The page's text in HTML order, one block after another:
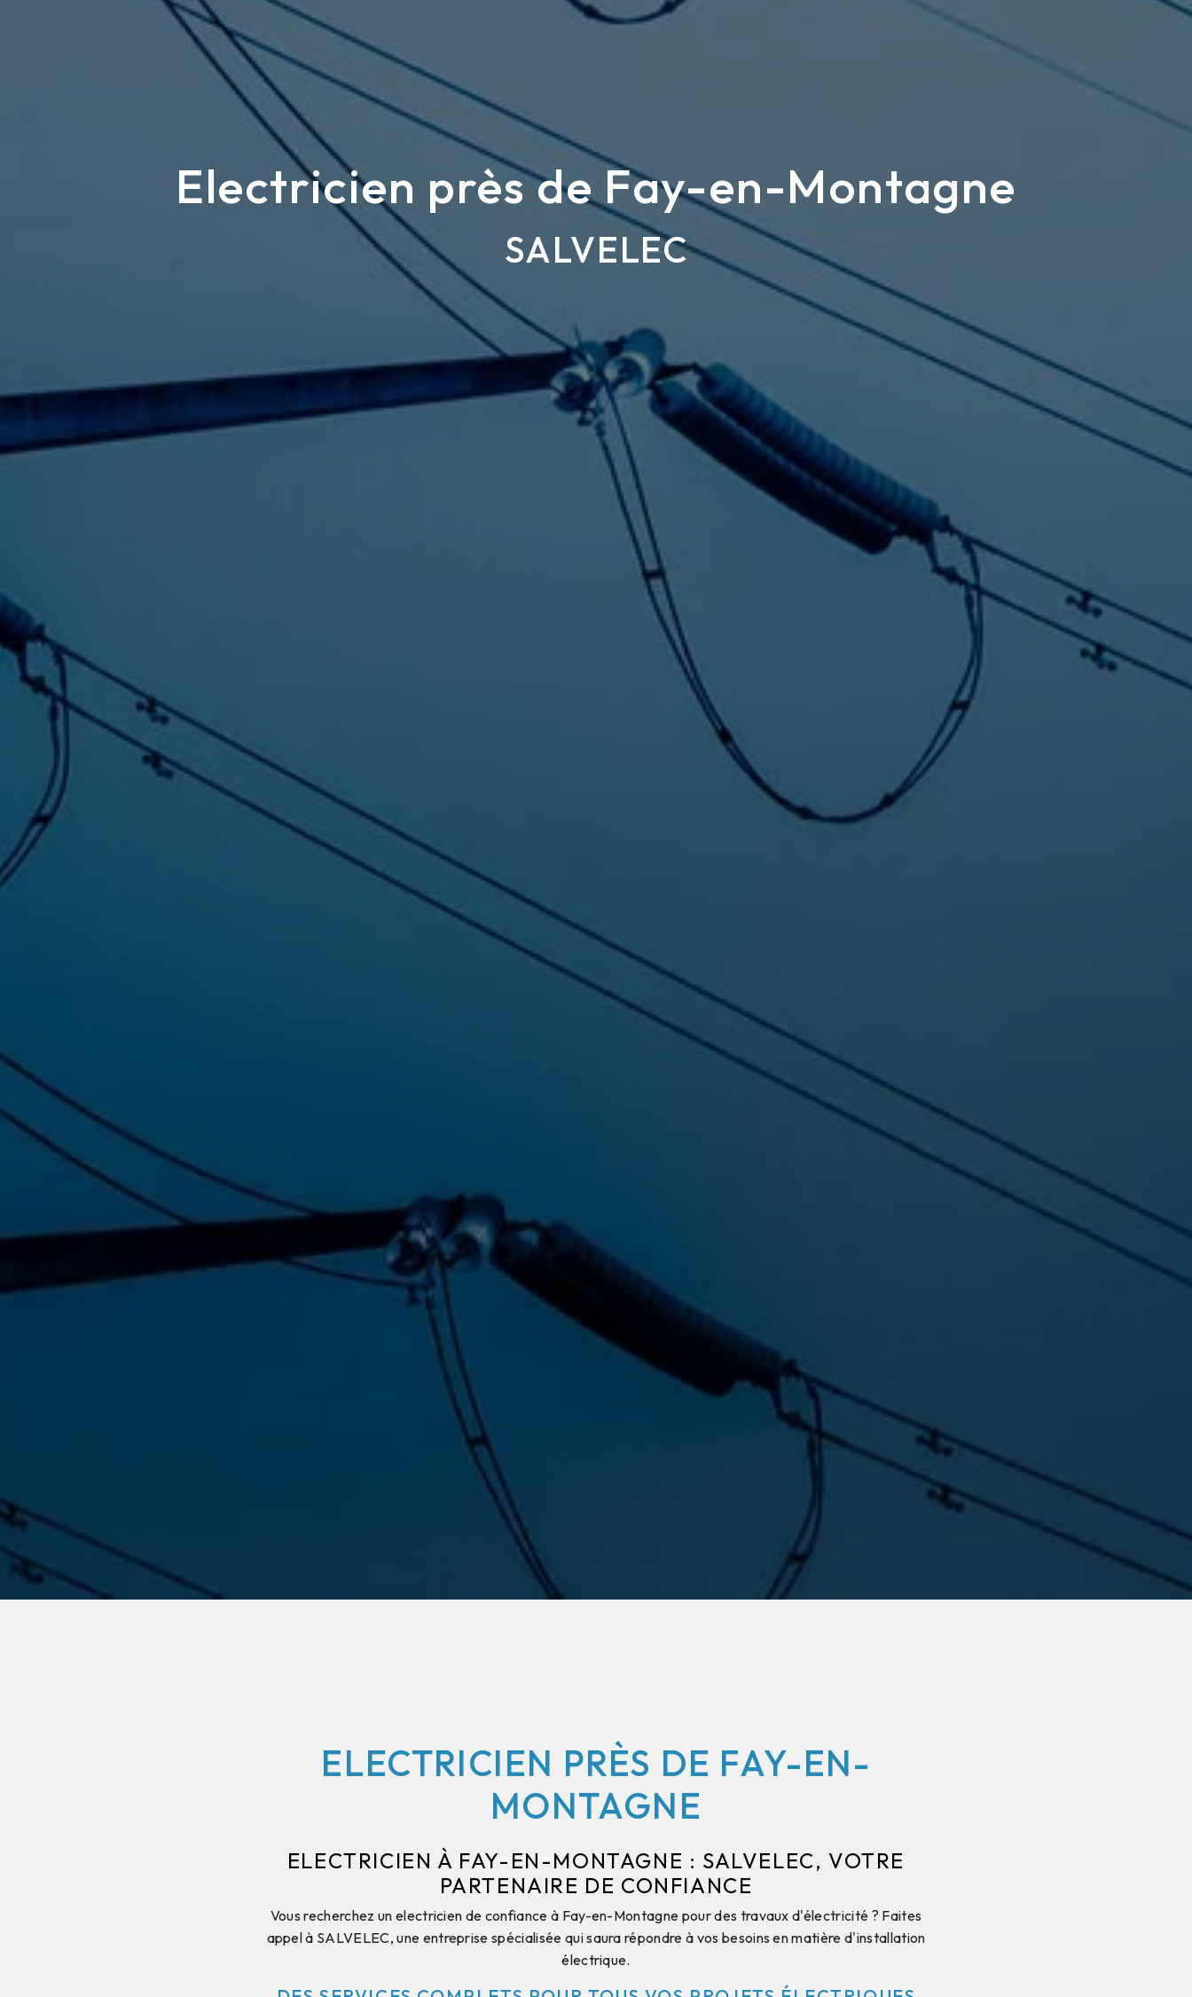
Electricien près de Fay-en-Montagne
SALVELEC
ELECTRICIEN PRÈS DE FAY-EN-
MONTAGNE
ELECTRICIEN À FAY-EN-MONTAGNE : SALVELEC, VOTRE
PARTENAIRE DE CONFIANCE
Vous recherchez un electricien de confiance à Fay-en-Montagne pour des travaux d'électricité ? Faites
appel à SALVELEC, une entreprise spécialisée qui saura répondre à vos besoins en matière d'installation
électrique.